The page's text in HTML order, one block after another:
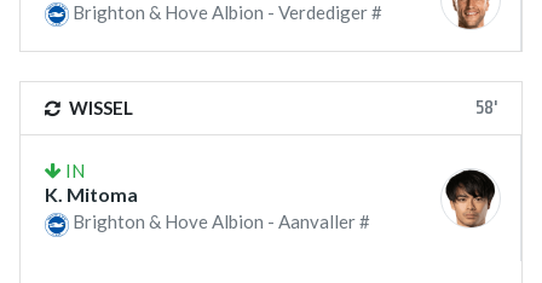
Brighton & Hove Albion - Verdediger #
WISSEL 58'
IN
K. Mitoma
Brighton & Hove Albion - Aanvaller #